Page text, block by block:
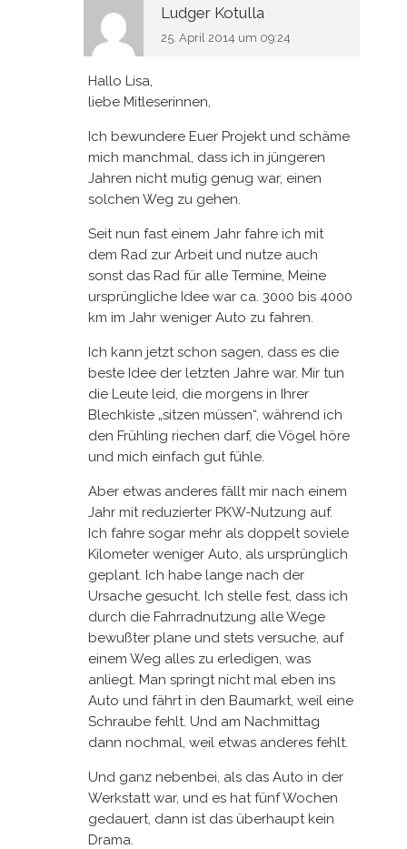
Ludger Kotulla
25. April 2014 um 09:24
Hallo Lisa,
liebe Mitleserinnen,
Ich bewundere Euer Projekt und schäme
mich manchmal, dass ich in jüngeren
Jahren nicht mutig genug war, einen
solchen Weg zu gehen.
Seit nun fast einem Jahr fahre ich mit
dem Rad zur Arbeit und nutze auch
sonst das Rad für alle Termine, Meine
ursprüngliche Idee war ca. 3000 bis 4000
km im Jahr weniger Auto zu fahren.
Ich kann jetzt schon sagen, dass es die
beste Idee der letzten Jahre war. Mir tun
die Leute leid, die morgens in Ihrer
Blechkiste „sitzen müssen“, während ich
den Frühling riechen darf, die Vögel höre
und mich einfach gut fühle.
Aber etwas anderes fällt mir nach einem
Jahr mit reduzierter PKW-Nutzung auf.
Ich fahre sogar mehr als doppelt soviele
Kilometer weniger Auto, als ursprünglich
geplant. Ich habe lange nach der
Ursache gesucht. Ich stelle fest, dass ich
durch die Fahrradnutzung alle Wege
bewußter plane und stets versuche, auf
einem Weg alles zu erledigen, was
anliegt. Man springt nicht mal eben ins
Auto und fährt in den Baumarkt, weil eine
Schraube fehlt. Und am Nachmittag
dann nochmal, weil etwas anderes fehlt.
Und ganz nebenbei, als das Auto in der
Werkstatt war, und es hat fünf Wochen
gedauert, dann ist das überhaupt kein
Drama.